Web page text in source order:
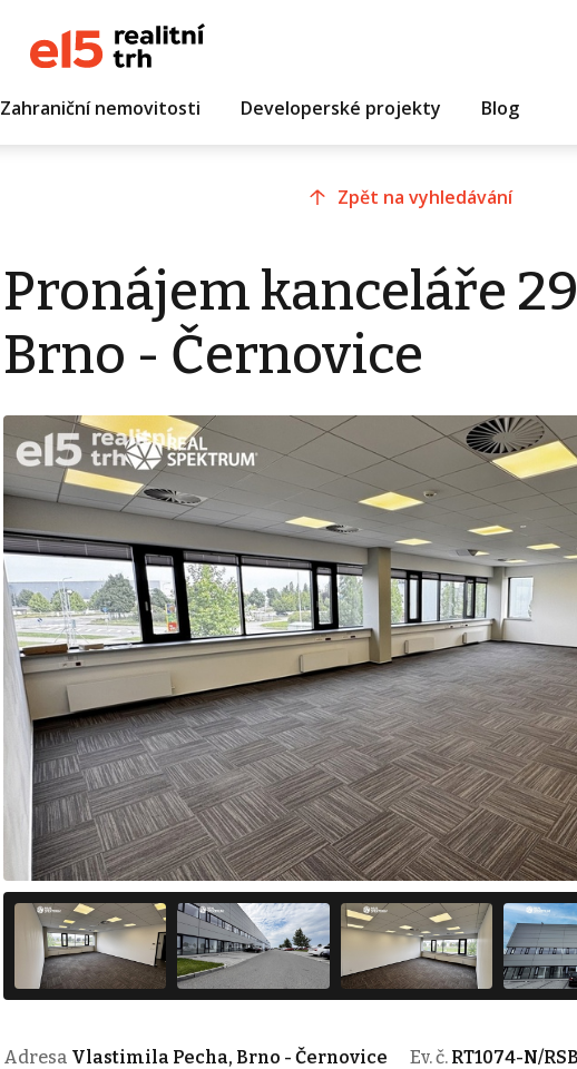
Zahraniční nemovitosti Developerské projekty Blog
Zpět na vyhledávání
Pronájem kanceláře
Brno - Černovice
Adresa Vlastimila Pecha, Brno - Černovice Ev. č. RT1074-N/